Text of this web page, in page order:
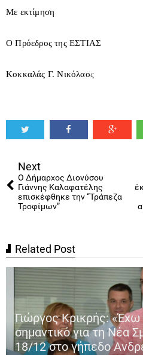
Με εκτίμηση
Ο Πρόεδρος της ΕΣΤΙΑΣ
Κοκκαλάς Γ. Νικόλαος
Next
Ο Δήμαρχος Διονύσου
Γιάννης Καλαφατέλης
επισκέφθηκε την “Τράπεζα
Τροφίμων”
Related Post
Γιώργος Κρικρής:
σημαντικό για τη Νέα
18/12 στο γήπεδο